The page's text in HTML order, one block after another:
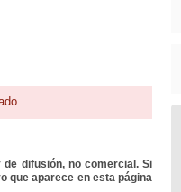
difusión, no comercial. Si
que aparece en esta página